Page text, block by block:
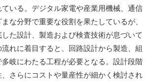
いる。デジタル家電や産業用機械、通信
な分野で重要な役割を果たしているが、
た設計、製造および検査技術が息づいて
れに着目すると、回路設計から製造、組
岐にわたる工程が必要となる。設計段階
さらにコストや量産性が細かく検討され